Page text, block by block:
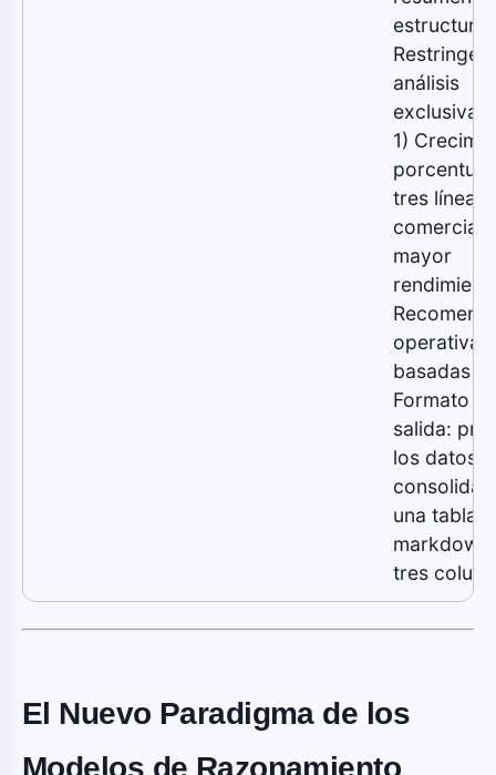
Restringe
análisis
1)
tres líneas
mayor
operativas
basadas
Formato
salida:
los datos
una tabla
markdown
tres
El Nuevo Paradigma de los